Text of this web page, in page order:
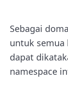
Sebagai
untuk semua
dapat
namespace